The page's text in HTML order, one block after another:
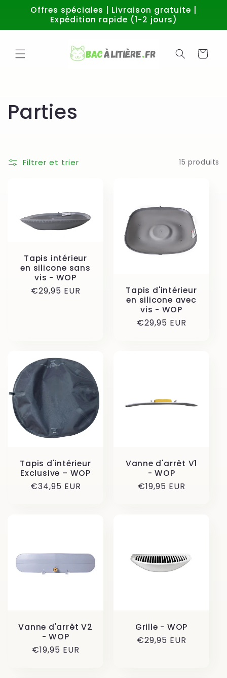
passer
contenu
Offres spéciales | Livraison gratuite |
Expédition rapide (1-2 jours)
Panier
C
l
Parties
Filtrer et trier 15 produits
Tapis intérieur
en silicone sans
vis - WOP
Prix
€29,95 EUR
Tapis d'intérieur
en silicone avec
vis - WOP
Prix
€29,95 EUR
Tapis d'intérieur
Exclusive – WOP
Prix
€34,95 EUR
Vanne d'arrêt V1
- WOP
Prix
€19,95 EUR
Vanne d'arrêt V2
- WOP
Prix
€19,95 EUR
Grille - WOP
Prix
€29,95 EUR